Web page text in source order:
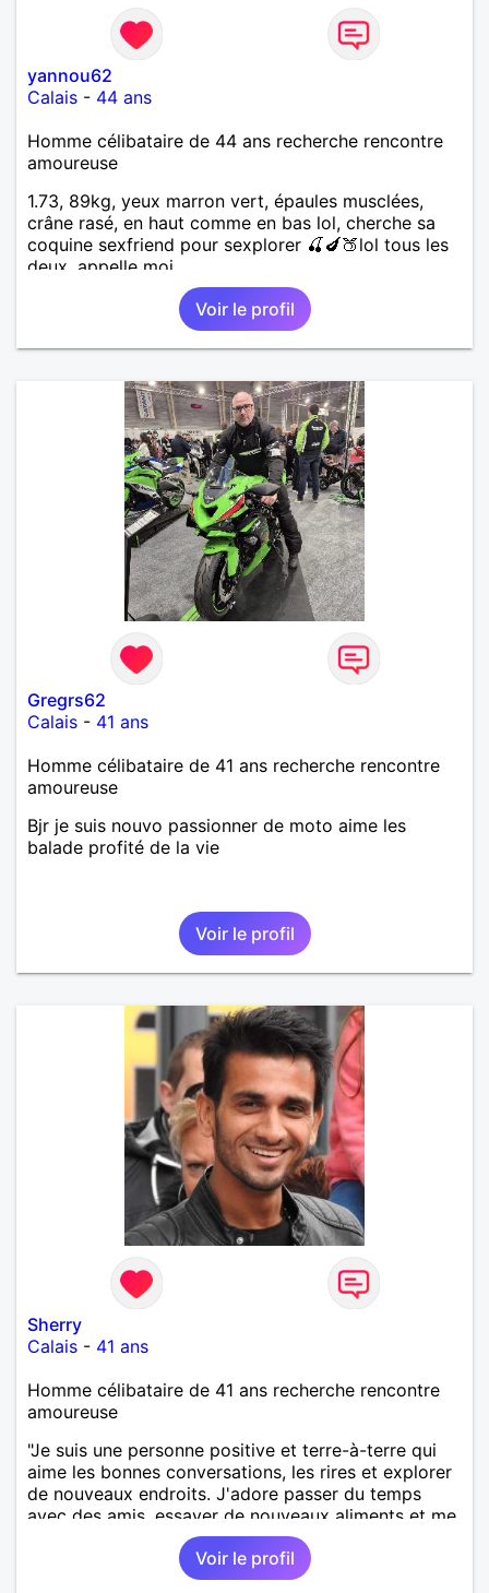
yannou62
Calais - 44 ans
Homme célibataire de 44 ans recherche rencontre
amoureuse
1.73, 89kg, yeux marron vert, épaules musclées,
crâne rasé, en haut comme en bas lol, cherche sa
coquine sexfriend pour sexplorer 🍒🍆🍑lol tous les
deux, appelle moi
sur0621530399/yannou62100@outlook.fr sinon
dommage, j'aime les femmes qui osent, alors
j'attends de tes nouvelles et faire ta connaissance
autour d'un verre pourquoi pas !? Hâte de te
Voir le profil
Gregrs62
Calais - 41 ans
Homme célibataire de 41 ans recherche rencontre
amoureuse
Bjr je suis nouvo passionner de moto aime les
balade profité de la vie
Voir le profil
Sherry
Calais - 41 ans
Homme célibataire de 41 ans recherche rencontre
amoureuse
"Je suis une personne positive et terre-à-terre qui
aime les bonnes conversations, les rires et explorer
de nouveaux endroits. J'adore passer du temps
avec des amis, essayer de nouveaux aliments et me
détendre avec un bon film ou de la musique. Je
cherche quelqu'un de gentil, honnête et amusant de
partager les petites aventures de la vie."
Voir le profil